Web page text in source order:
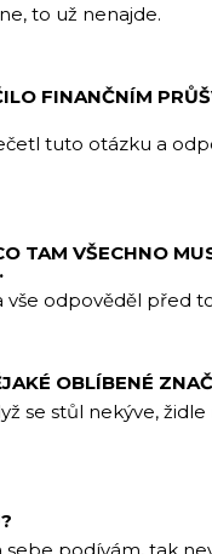
to už nenajde.
FINANČNÍM
tuto otázku a
TAM VŠECHNO
vše odpověděl před
OBLÍBENÉ
se stůl nekýve, židle